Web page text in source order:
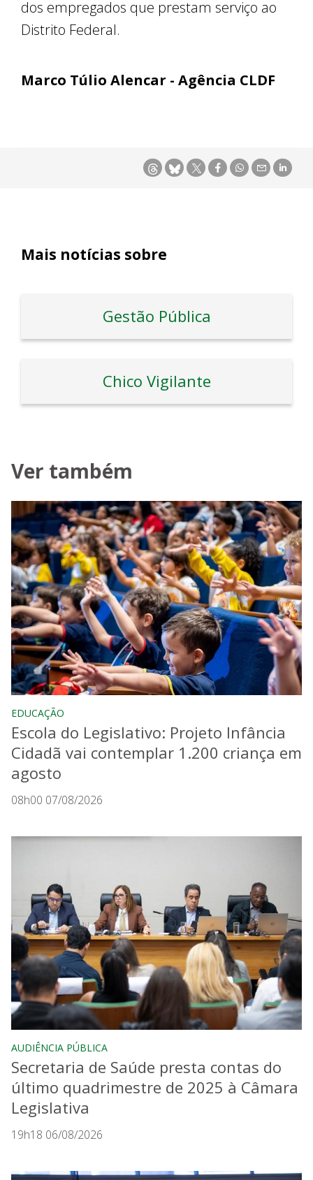
dos empregados que prestam serviço ao
Distrito Federal.
Marco Túlio Alencar - Agência CLDF
Mais notícias sobre
Gestão Pública
Chico Vigilante
Ver também
EDUCAÇÃO
Escola do Legislativo: Projeto Infância
Cidadã vai contemplar 1.200 criança em
agosto
08h00 07/08/2026
AUDIÊNCIA PÚBLICA
Secretaria de Saúde presta contas do
último quadrimestre de 2025 à Câmara
Legislativa
19h18 06/08/2026